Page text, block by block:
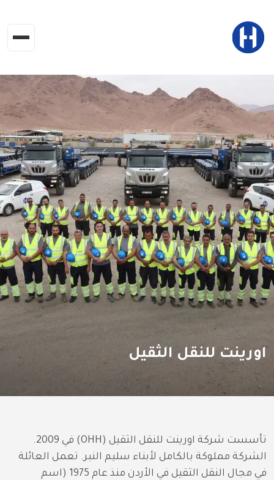
اورينت للنقل الثقيل
تأسست شركة اورينت للنقل الثقيل (OHH) في 2009.
الشركة مملوكة بالكامل لأبناء سليم النبر. تعمل العائلة
في مجال النقل الثقيل في الأردن منذ عام 1975 (اسم